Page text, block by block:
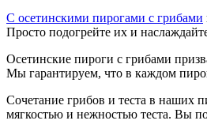
С осетинскими пирогами с грибами
Просто подогрейте их и
Осетинские пироги с грибами
Мы гарантируем, что в каждом
Сочетание грибов и теста в наших
мягкостью и нежностью теста. Вы